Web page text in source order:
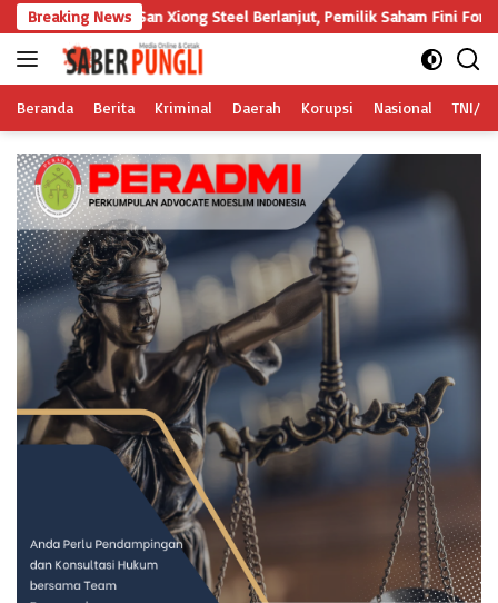
Langsung
ke
konten
Breaking News
Xiong Steel Berlanjut, Pemilik Saham Fini Fong Gugat Polda
Beranda Berita Kriminal Daerah Korupsi Nasional TNI/